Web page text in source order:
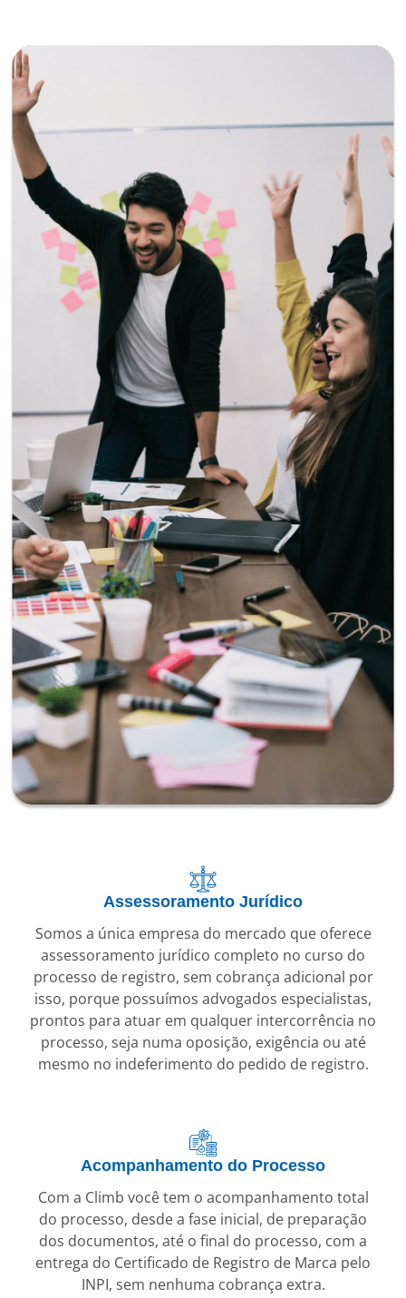
Assessoramento Jurídico
Somos a única empresa do mercado que oferece
assessoramento jurídico completo no curso do
processo de registro, sem cobrança adicional por
isso, porque possuímos advogados especialistas,
prontos para atuar em qualquer intercorrência no
processo, seja numa oposição, exigência ou até
mesmo no indeferimento do pedido de registro.
Acompanhamento do Processo
Com a Climb você tem o acompanhamento total
do processo, desde a fase inicial, de preparação
dos documentos, até o final do processo, com a
entrega do Certificado de Registro de Marca pelo
INPI, sem nenhuma cobrança extra.